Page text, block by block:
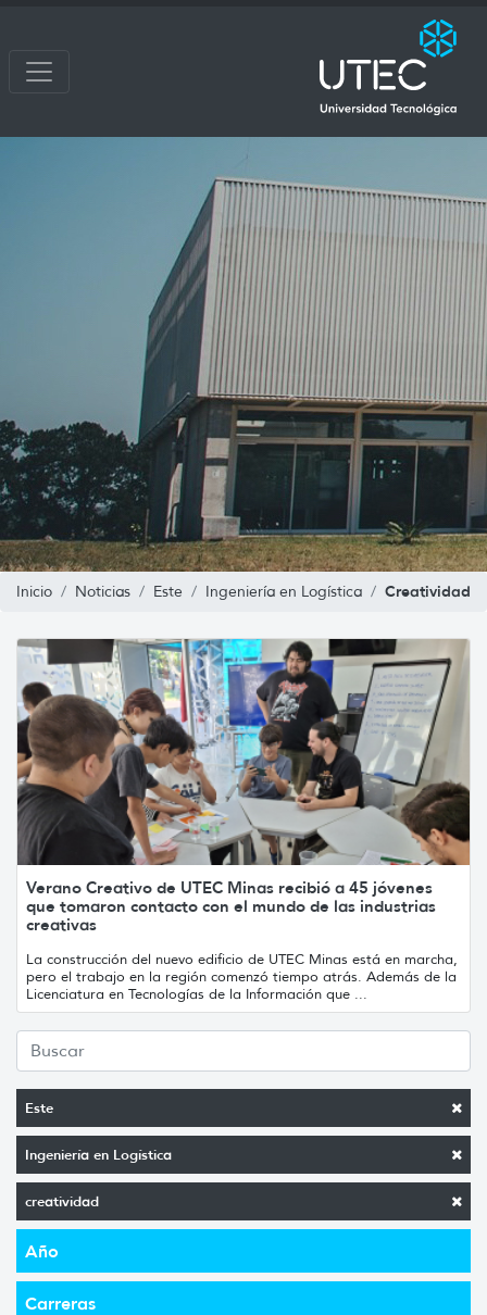
Inicio Noticias Este Ingeniería en Logística Creatividad
Este
Ingeniería en Logística
creatividad
Año
Carreras
Verano Creativo de UTEC Minas recibió a 45 jóvenes
que tomaron contacto con el mundo de las industrias
creativas
La construcción del nuevo edificio de UTEC Minas está en marcha,
pero el trabajo en la región comenzó tiempo atrás. Además de la
Licenciatura en Tecnologías de la Información que ...